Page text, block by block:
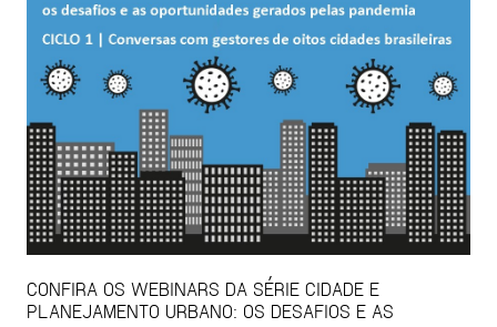
CONFIRA OS WEBINARS DA SÉRIE CIDADE E
PLANEJAMENTO URBANO: OS DESAFIOS E AS